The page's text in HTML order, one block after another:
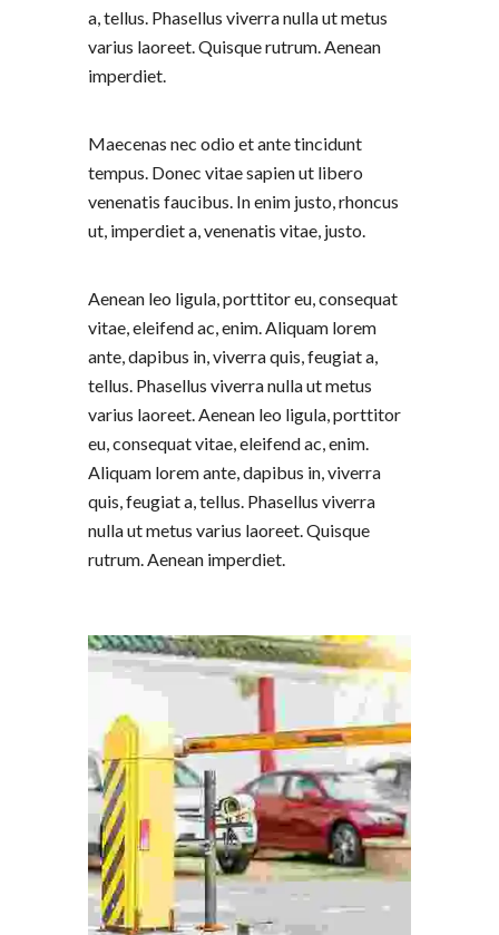
a, tellus. Phasellus viverra nulla ut metus
varius laoreet. Quisque rutrum. Aenean
imperdiet.
Maecenas nec odio et ante tincidunt
tempus. Donec vitae sapien ut libero
venenatis faucibus. In enim justo, rhoncus
ut, imperdiet a, venenatis vitae, justo.
Aenean leo ligula, porttitor eu, consequat
vitae, eleifend ac, enim. Aliquam lorem
ante, dapibus in, viverra quis, feugiat a,
tellus. Phasellus viverra nulla ut metus
varius laoreet. Aenean leo ligula, porttitor
eu, consequat vitae, eleifend ac, enim.
Aliquam lorem ante, dapibus in, viverra
quis, feugiat a, tellus. Phasellus viverra
nulla ut metus varius laoreet. Quisque
rutrum. Aenean imperdiet.